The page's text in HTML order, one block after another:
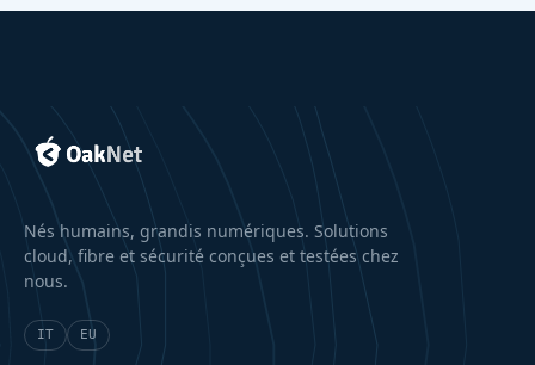
Nés humains, grandis numériques. Solutions
cloud, fibre et sécurité conçues et testées chez
nous.
IT EU